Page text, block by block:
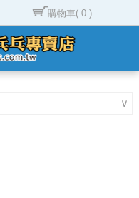
購物車( 0 )
∨